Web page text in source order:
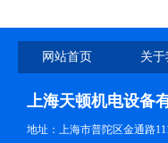
网站首页 关
上海天顿机电设备
地址：上海市普陀区金通路